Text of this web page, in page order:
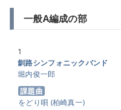
一般A編成の部
1
釧路シンフォニックバンド
堀内俊一郎
課題曲
をどり唄 (柏崎真一)